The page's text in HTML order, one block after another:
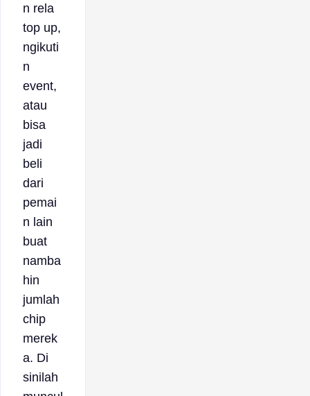
n rela
top up,
ngikuti
n
event,
atau
bisa
jadi
beli
dari
pemai
n lain
buat
namba
hin
jumlah
chip
merek
a. Di
sinilah